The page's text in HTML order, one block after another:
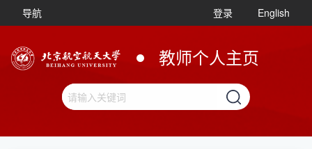
导航 登录 English
教师个人主页